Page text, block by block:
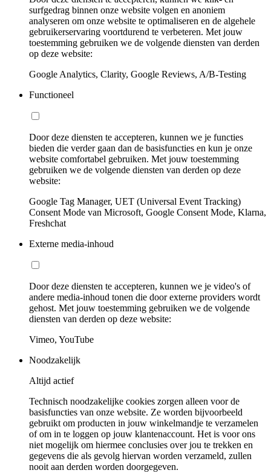
surfgedrag binnen onze website volgen en anoniem
analyseren om onze website te optimaliseren en de algehele
gebruikerservaring voortdurend te verbeteren. Met jouw
toestemming gebruiken we de volgende diensten van derden
op deze website:
Google Analytics, Clarity, Google Reviews, A/B-Testing
Functioneel
Door deze diensten te accepteren, kunnen we je functies
bieden die verder gaan dan de basisfuncties en kun je onze
website comfortabel gebruiken. Met jouw toestemming
gebruiken we de volgende diensten van derden op deze
website:
Google Tag Manager, UET (Universal Event Tracking)
Consent Mode van Microsoft, Google Consent Mode, Klarna,
Freshchat
Externe media-inhoud
Door deze diensten te accepteren, kunnen we je video's of
andere media-inhoud tonen die door externe providers wordt
gehost. Met jouw toestemming gebruiken we de volgende
diensten van derden op deze website:
Vimeo, YouTube
Noodzakelijk
Altijd actief
Technisch noodzakelijke cookies zorgen alleen voor de
basisfuncties van onze website. Ze worden bijvoorbeeld
gebruikt om producten in jouw winkelmandje te verzamelen
of om in te loggen op jouw klantenaccount. Het is voor ons
niet mogelijk om hiermee conclusies over jou te trekken en
gegevens die als gevolg hiervan worden verzameld, zullen
nooit aan derden worden doorgegeven.